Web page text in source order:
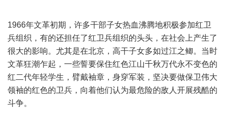
1966年文革初期，许多干部子女热血沸腾地积极参加红卫
兵组织，有的还担任了红卫兵组织的头头，在社会上产生了
很大的影响。尤其是在北京，高干子女多如过江之鲫。当时
文革狂潮乍起，一些誓要保住红色江山千秋万代永不变色的
红二代年轻学生，臂戴袖章，身穿军装，坚决要做保卫伟大
领袖的红色的卫兵，向着他们认为最危险的敌人开展残酷的
斗争。